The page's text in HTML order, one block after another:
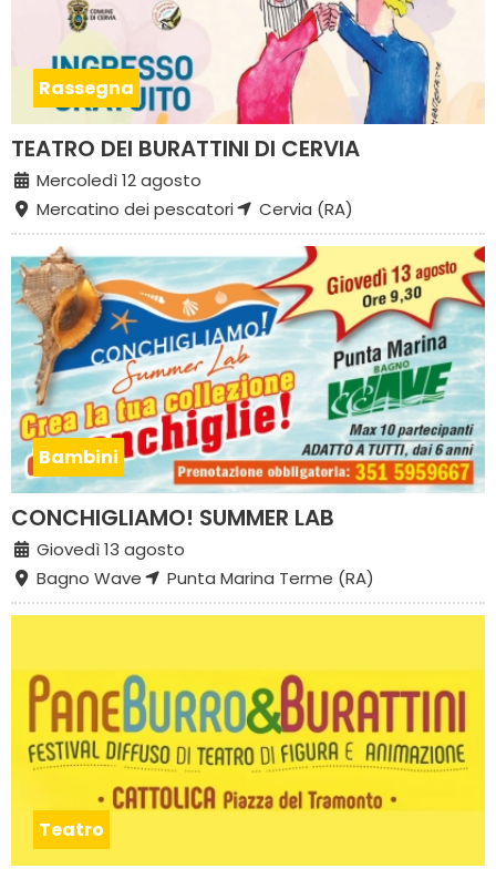
Rassegna
TEATRO DEI BURATTINI DI CERVIA
Mercoledì 12 agosto
Mercatino dei pescatori
Cervia (RA)
Bambini
CONCHIGLIAMO! SUMMER LAB
Giovedì 13 agosto
Bagno Wave
Punta Marina Terme (RA)
Teatro